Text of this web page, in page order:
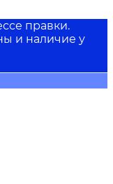
правки.
и наличие у